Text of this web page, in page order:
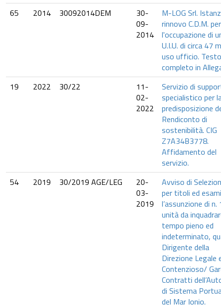
65
2014 30092014DEM
30-
09-
2014
M-LOG Srl.
rinnovo C.D.M. per
l'occupazione di
U.I.U. di circa 47
uso ufficio. Testo
completo in
19
2022 30/22
11-
02-
2022
Servizio di
specialistico per
predisposizione
Rendiconto di
sostenibilità. CIG
Z7A34B3778.
Affidamento del
servizio.
54
2019 30/2019 AGE/LEG
20-
03-
2019
Avviso di
per titoli ed
l’assunzione di n.
unità da
tempo pieno ed
indeterminato,
Dirigente della
Direzione Legale
Contenzioso/
Contratti
di Sistema
del Mar Ionio.